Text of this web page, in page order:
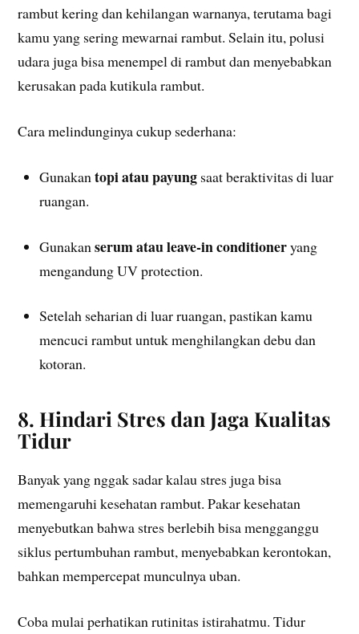
rambut kering dan kehilangan warnanya, terutama bagi
kamu yang sering mewarnai rambut. Selain itu, polusi
udara juga bisa menempel di rambut dan menyebabkan
kerusakan pada kutikula rambut.
Cara melindunginya cukup sederhana:
Gunakantopi atau payung saat beraktivitas di luar
ruangan.
Gunakanserum atau leave-in conditioneryang
mengandung UV protection.
Setelah seharian di luar ruangan, pastikan kamu
mencuci rambut untuk menghilangkan debu dan
kotoran.
8. Hindari Stres dan Jaga Kualitas
Tidur
Banyak yang nggak sadar kalau stres juga bisa
memengaruhi kesehatan rambut. Pakar kesehatan
menyebutkan bahwa stres berlebih bisa mengganggu
siklus pertumbuhan rambut, menyebabkan kerontokan,
bahkan mempercepat munculnya uban.
Coba mulai perhatikan rutinitas istirahatmu. Tidur